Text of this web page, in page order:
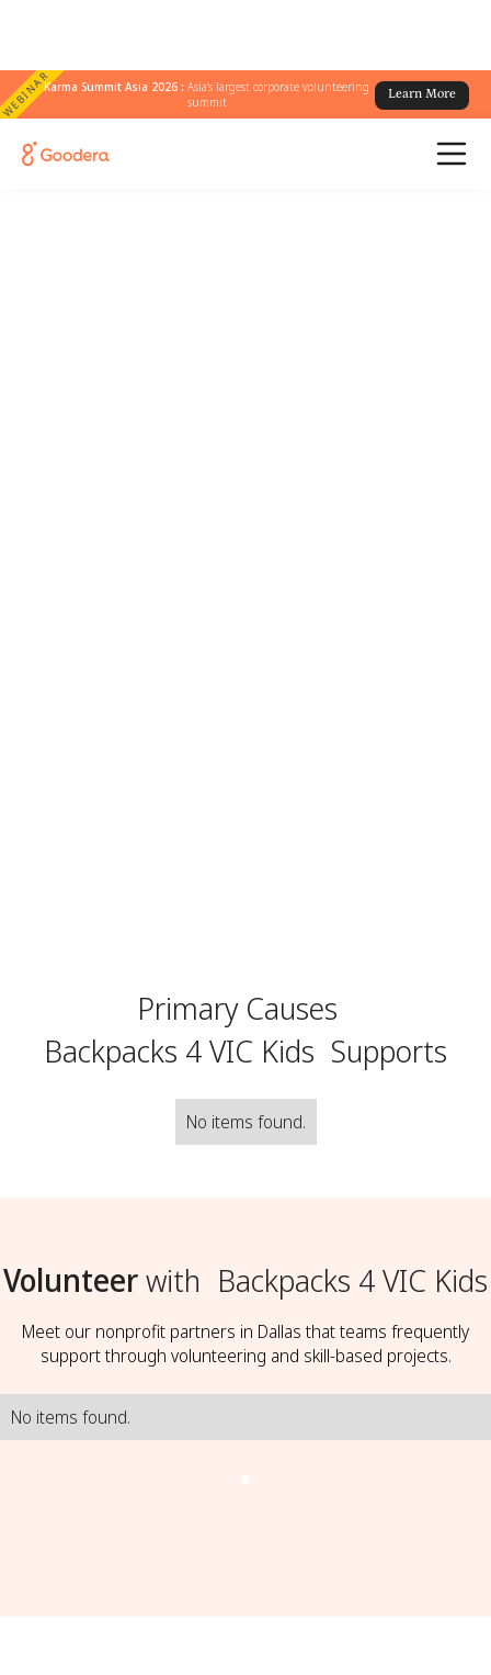
WEBINARKarma Summit Asia 2026 :Asia's largest corporate volunteering
summit
Learn More
Primary Causes
Backpacks 4 VIC Kids Supports
No items found.
Volunteerwith Backpacks 4 VIC Kids
Meet our nonprofit partners in Dallas that teams frequently
support through volunteering and skill-based projects.
No items found.